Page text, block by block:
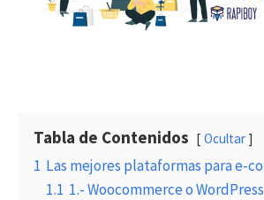
Tabla de Contenidos Ocultar
1 Las mejores plataformas para e-
1.1 1.- Woocommerce o WordPress